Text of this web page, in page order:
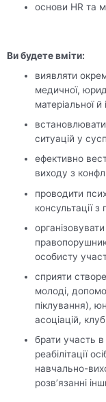
основи HR та
Ви будете вміти:
виявляти
медичної,
матеріальної
ситуацій у
ефективно
виходу з
проводити
консультації
особисту
сприяти
молоді,
піклування),
асоціацій,
брати участь в
реабілітації
навчально-
розв’язанні